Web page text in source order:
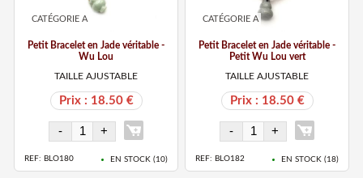
CATÉGORIE A
Petit Bracelet en Jade véritable -
Wu Lou
TAILLE AJUSTABLE
Prix : 18.50 €
REF: BLO180 EN STOCK ( 10)
CATÉGORIE A
Petit Bracelet en Jade véritable -
Petit Wu Lou vert
TAILLE AJUSTABLE
Prix : 18.50 €
REF: BLO182 EN STOCK ( 18)